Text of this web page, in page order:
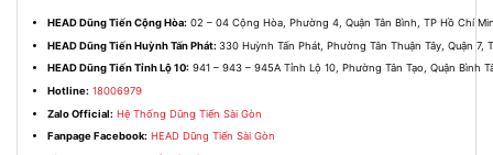
HEAD Dũng Tiến Cộng Hòa: 02 – 04 Cộng Hòa, Phường 4, Quận Tân Bình, TP Hồ Chí
HEAD Dũng Tiến Huỳnh Tấn Phát:330 Huỳnh Tấn Phát, Phường Tân Thuận Tây, Quận 7,
HEAD Dũng Tiến Tỉnh Lộ 10: 941 – 943 – 945A Tỉnh Lộ 10, Phường Tân Tạo, Quận Bình
Hotline: 18006979
Zalo Official: Hệ Thống Dũng Tiến Sài Gòn
Fanpage Facebook: HEAD Dũng Tiến Sài Gòn